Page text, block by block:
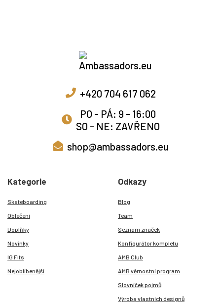
+420 704 617 062
PO - PÁ: 9 - 16:00
SO - NE: ZAVŘENO
shop@ambassadors.eu
Kategorie
Skateboarding
Oblečení
Doplňky
Novinky
IG Fits
Nejoblíbenější
Odkazy
Blog
Team
Seznam značek
Konfigurátor kompletu
AMB Club
AMB věrnostní program
Slovníček pojmů
Výroba vlastních designů